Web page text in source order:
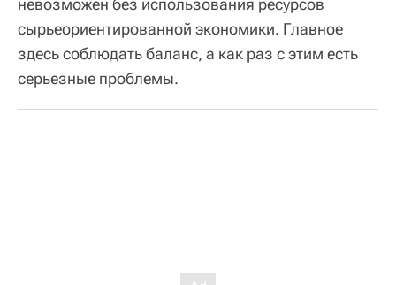
сырьеориентированной экономики. Главное
здесь соблюдать баланс, а как раз с этим есть
серьезные проблемы.